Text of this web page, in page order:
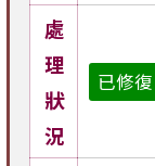
處
理
狀
況
已修復